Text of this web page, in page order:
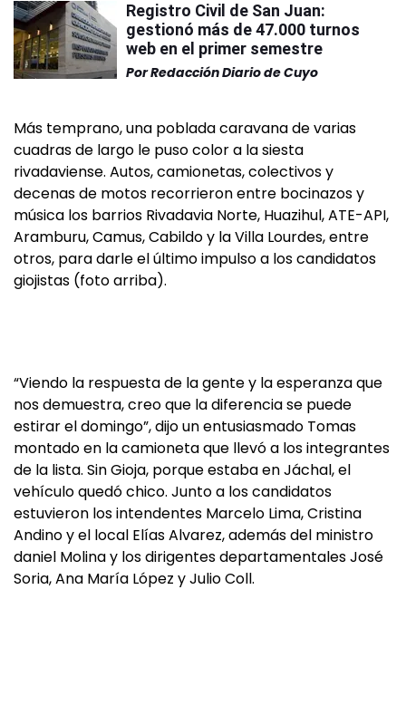
Registro Civil de San Juan:
gestionó más de 47.000 turnos
web en el primer semestre
PorRedacción Diario de Cuyo
Más temprano, una poblada caravana de varias
cuadras de largo le puso color a la siesta
rivadaviense. Autos, camionetas, colectivos y
decenas de motos recorrieron entre bocinazos y
música los barrios Rivadavia Norte, Huazihul, ATE-API,
Aramburu, Camus, Cabildo y la Villa Lourdes, entre
otros, para darle el último impulso a los candidatos
giojistas (foto arriba).
“Viendo la respuesta de la gente y la esperanza que
nos demuestra, creo que la diferencia se puede
estirar el domingo”, dijo un entusiasmado Tomas
montado en la camioneta que llevó a los integrantes
de la lista. Sin Gioja, porque estaba en Jáchal, el
vehículo quedó chico. Junto a los candidatos
estuvieron los intendentes Marcelo Lima, Cristina
Andino y el local Elías Alvarez, además del ministro
daniel Molina y los dirigentes departamentales José
Soria, Ana María López y Julio Coll.